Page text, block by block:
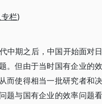
栏)
中期之后，中国开始面对
。但由于当时国有企业的
而使得相当一批研究者和
题与国有企业的效率问题